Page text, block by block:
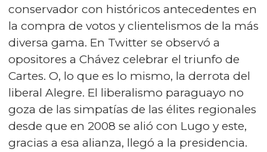
conservador con históricos antecedentes en
la compra de votos y clientelismos de la más
diversa gama. En Twitter se observó a
opositores a Chávez celebrar el triunfo de
Cartes. O, lo que es lo mismo, la derrota del
liberal Alegre. El liberalismo paraguayo no
goza de las simpatías de las élites regionales
desde que en 2008 se alió con Lugo y este,
gracias a esa alianza, llegó a la presidencia.